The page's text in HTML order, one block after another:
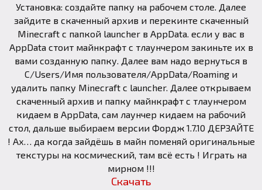
Установка: создайте папку на рабочем столе. Далее
зайдите в скаченный архив и перекинте скаченный
Minecraft с папкой launcher в AppData. если у вас в
AppData стоит майнкрафт с тлаунчером закиньте их в
вами созданную папку. Далее вам надо вернуться в
C/Users/Имя пользователя/AppData/Roaming и
удалить папку Minecraft c launcher. Далее открываем
скаченный архив и папку майнкрафт с тлаунчером
кидаем в AppData, сам лаунчер кидаем на рабочий
стол, дальше выбираем версии Фордж 1.7.10 ДЕРЗАЙТЕ
! Ах… да когда зайдёшь в майн поменяй оригинальные
текстуры на космический, там всё есть ! Играть на
мирном !!!
Скачать